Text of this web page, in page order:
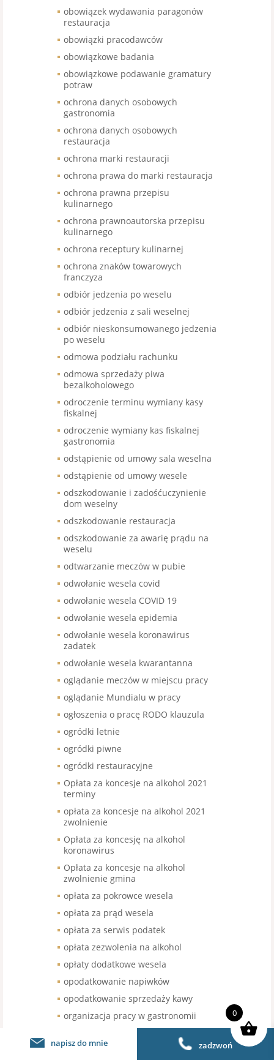
obowiązek wydawania paragonów
restauracja
obowiązki pracodawców
obowiązkowe badania
obowiązkowe podawanie gramatury
potraw
ochrona danych osobowych
gastronomia
ochrona danych osobowych
restauracja
ochrona marki restauracji
ochrona prawa do marki restauracja
ochrona prawna przepisu
kulinarnego
ochrona prawnoautorska przepisu
kulinarnego
ochrona receptury kulinarnej
ochrona znaków towarowych
franczyza
odbiór jedzenia po weselu
odbiór jedzenia z sali weselnej
odbiór nieskonsumowanego jedzenia
po weselu
odmowa podziału rachunku
odmowa sprzedaży piwa
bezalkoholowego
odroczenie terminu wymiany kasy
fiskalnej
odroczenie wymiany kas fiskalnej
gastronomia
odstąpienie od umowy sala weselna
odstąpienie od umowy wesele
odszkodowanie i zadośćuczynienie
dom weselny
odszkodowanie restauracja
odszkodowanie za awarię prądu na
weselu
odtwarzanie meczów w pubie
odwołanie wesela covid
odwołanie wesela COVID 19
odwołanie wesela epidemia
odwołanie wesela koronawirus
zadatek
odwołanie wesela kwarantanna
oglądanie meczów w miejscu pracy
oglądanie Mundialu w pracy
ogłoszenia o pracę RODO klauzula
ogródki letnie
ogródki piwne
ogródki restauracyjne
Opłata za koncesje na alkohol 2021
terminy
opłata za koncesje na alkohol 2021
zwolnienie
Opłata za koncesję na alkohol
koronawirus
Opłata za koncesje na alkohol
zwolnienie gmina
opłata za pokrowce wesela
opłata za prąd wesela
opłata za serwis podatek
opłata zezwolenia na alkohol
opłaty dodatkowe wesela
opodatkowanie napiwków
opodatkowanie sprzedaży kawy
organizacja pracy w gastronomii
organizacja urodzin stawka VAT
napisz do mnie zadzwoń
0